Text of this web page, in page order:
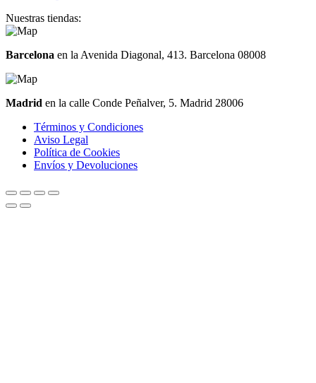
Nuestras tiendas:
Barcelona en la Avenida Diagonal, 413. Barcelona 08008
Madrid en la calle Conde Peñalver, 5. Madrid 28006
Términos y Condiciones
Aviso Legal
Política de Cookies
Envíos y Devoluciones